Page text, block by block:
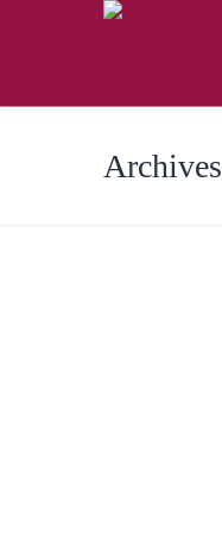
Archives